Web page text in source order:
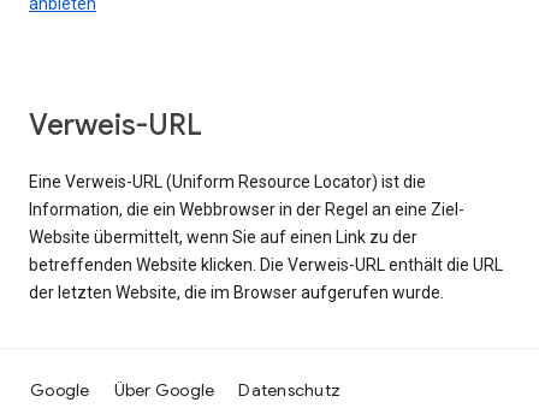
anbieten
Verweis-URL
Eine Verweis-URL (Uniform Resource Locator) ist die
Information, die ein Webbrowser in der Regel an eine Ziel-
Website übermittelt, wenn Sie auf einen Link zu der
betreffenden Website klicken. Die Verweis-URL enthält die URL
der letzten Website, die im Browser aufgerufen wurde.
Google Über Google Datenschutz